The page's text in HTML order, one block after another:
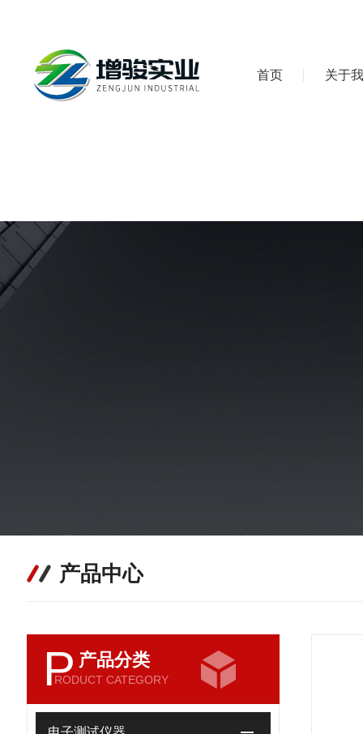
首页 关于
产品中心
P 产品分类
RODUCT CATEGORY